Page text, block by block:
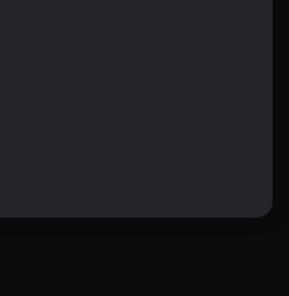
დარეგისტრირდი